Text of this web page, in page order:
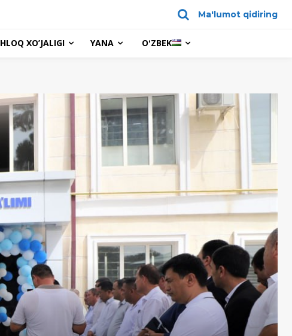
Ma'lumot qidiring
XO’JALIGI YANA OʻZBEK